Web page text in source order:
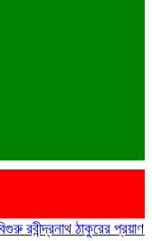
রবীন্দ্রনাথ ঠাকুরের প্রয়াণ